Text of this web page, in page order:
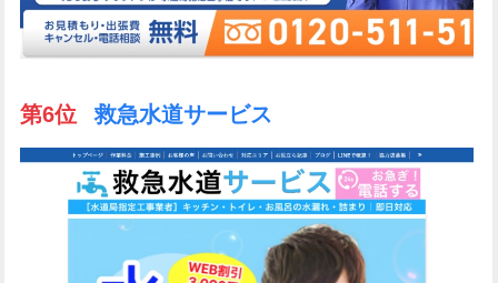
第6位 救急水道サービス